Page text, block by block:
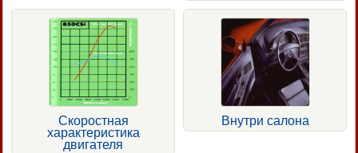
Скоростная
характеристика
двигателя
Внутри салона